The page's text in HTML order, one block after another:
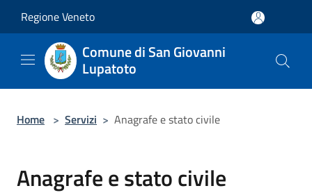
Regione Veneto
Comune di San Giovanni
Lupatoto
Home > Servizi > Anagrafe e stato civile
Anagrafe e stato civile